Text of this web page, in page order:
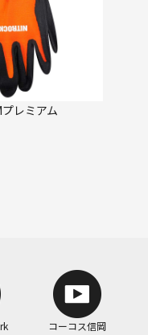
レミアム
コーコス信岡